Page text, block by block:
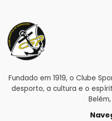
Fundado em 1919, o Clube
desporto, a cultura e o